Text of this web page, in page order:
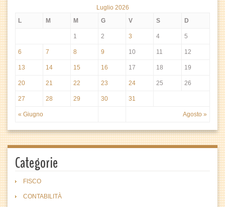
Luglio 2026
L
M M G V S D
« Giugno Agosto »
1 2 3 4 5
6 7 8 9 10 11 12
13 14 15 16 17 18 19
20 21 22 23 24 25 26
27 28 29 30 31
Categorie
FISCO
CONTABILITÀ